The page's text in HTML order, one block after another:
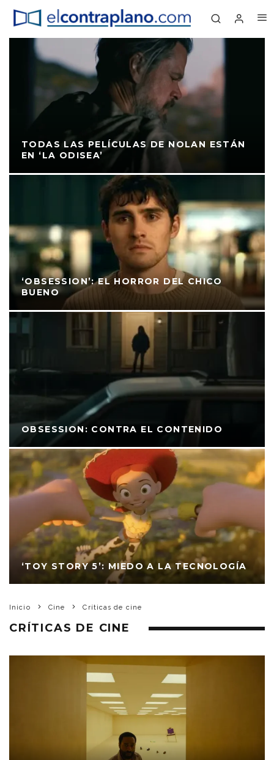
TODAS LAS PELÍCULAS DE NOLAN ESTÁN
EN ‘LA ODISEA’
‘OBSESSION’: EL HORROR DEL CHICO
BUENO
OBSESSION: CONTRA EL CONTENIDO
‘TOY STORY 5’: MIEDO A LA TECNOLOGÍA
Inicio Cine Críticas de cine
CRÍTICAS DE CINE